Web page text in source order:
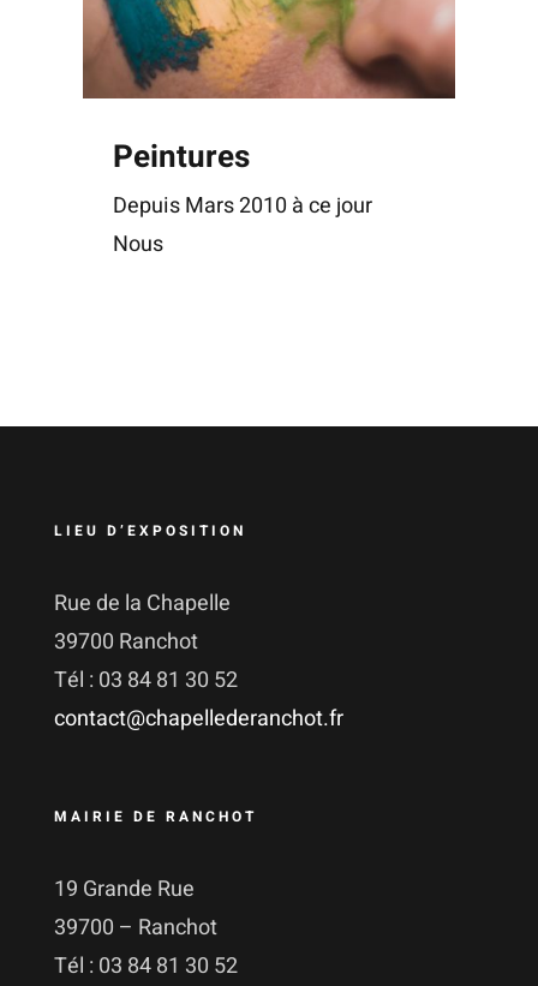
Peintures
Depuis Mars 2010 à ce jour
Nous
LIEU D’EXPOSITION
Rue de la Chapelle
39700 Ranchot
Tél : 03 84 81 30 52
contact@chapellederanchot.fr
MAIRIE DE RANCHOT
19 Grande Rue
39700 – Ranchot
Tél : 03 84 81 30 52